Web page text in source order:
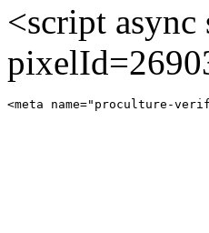
<script
<meta name="proculture-